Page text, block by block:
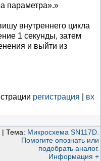
параметра».»
внутреннего цикла
1 секунды, затем
и выйти из
регистрация
вх
| Тема: Микросхема SN117D.
Помогите опознать или
подобрать аналог.
Информация +